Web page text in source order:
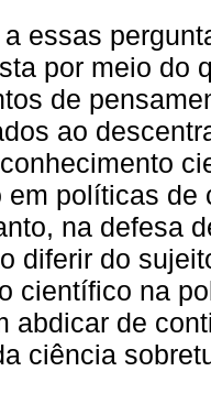
essas
por meio do
de
ao
em políticas
na defesa
diferir do
científico na
abdicar de
ciência